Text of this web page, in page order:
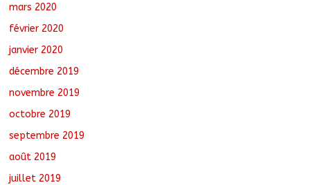
mars 2020
février 2020
janvier 2020
décembre 2019
novembre 2019
octobre 2019
septembre 2019
août 2019
juillet 2019